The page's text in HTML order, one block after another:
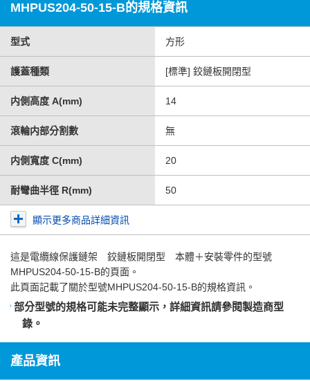
MHPUS204-50-15-B的規格資訊
型式 方形
護蓋種類 [標準] 鉸鏈板開閉型
内側高度 A(mm) 14
滾輪内部分割數 無
内側寬度 C(mm) 20
耐彎曲半徑 R(mm) 50
顯示更多商品詳細資訊
這是電纜線保護鏈架 鉸鏈板開閉型 本體＋安裝零件的型號
MHPUS204-50-15-B的頁面。
此頁面記載了關於型號MHPUS204-50-15-B的規格資訊。
部分型號的規格可能未完整顯示，詳細資訊請參閱製造商型
錄 。
產品資訊